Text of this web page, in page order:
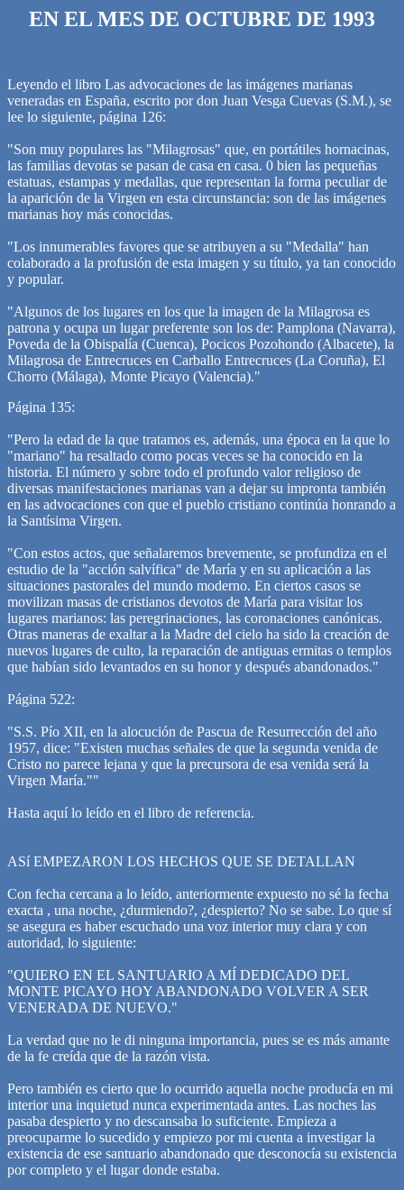
EN EL MES DE OCTUBRE DE 1993
Leyendo el libro Las advocaciones de las imágenes marianas
veneradas en España, escrito por don Juan Vesga Cuevas (S.M.), se
lee lo siguiente, página 126:
"Son muy populares las "Milagrosas" que, en portátiles hornacinas,
las familias devotas se pasan de casa en casa. 0 bien las pequeñas
estatuas, estampas y medallas, que representan la forma peculiar de
la aparición de la Virgen en esta circunstancia: son de las imágenes
marianas hoy más conocidas.
"Los innumerables favores que se atribuyen a su "Medalla" han
colaborado a la profusión de esta imagen y su título, ya tan conocido
y popular.
"Algunos de los lugares en los que la imagen de la Milagrosa es
patrona y ocupa un lugar preferente son los de: Pamplona (Navarra),
Poveda de la Obispalía (Cuenca), Pocicos Pozohondo (Albacete), la
Milagrosa de Entrecruces en Carballo Entrecruces (La Coruña), El
Chorro (Málaga), Monte Picayo (Valencia)."
Página 135:
"Pero la edad de la que tratamos es, además, una época en la que lo
"mariano" ha resaltado como pocas veces se ha conocido en la
historia. El número y sobre todo el profundo valor religioso de
diversas manifestaciones marianas van a dejar su impronta también
en las advocaciones con que el pueblo cristiano continúa honrando a
la Santísima Virgen.
"Con estos actos, que señalaremos brevemente, se profundiza en el
estudio de la "acción salvífica" de María y en su aplicación a las
situaciones pastorales del mundo moderno. En ciertos casos se
movilizan masas de cristianos devotos de María para visitar los
lugares marianos: las peregrinaciones, las coronaciones canónicas.
Otras maneras de exaltar a la Madre del cielo ha sido la creación de
nuevos lugares de culto, la reparación de antiguas ermitas o templos
que habían sido levantados en su honor y después abandonados."
Página 522:
"S.S. Pío XII, en la alocución de Pascua de Resurrección del año
1957, dice: "Existen muchas señales de que la segunda venida de
Cristo no parece lejana y que la precursora de esa venida será la
Virgen María.""
Hasta aquí lo leído en el libro de referencia.
ASí EMPEZARON LOS HECHOS QUE SE DETALLAN
Con fecha cercana a lo leído, anteriormente expuesto no sé la fecha
exacta , una noche, ¿durmiendo?, ¿despierto? No se sabe. Lo que sí
se asegura es haber escuchado una voz interior muy clara y con
autoridad, lo siguiente:
"QUIERO EN EL SANTUARIO A MÍ DEDICADO DEL
MONTE PICAYO HOY ABANDONADO VOLVER A SER
VENERADA DE NUEVO."
La verdad que no le di ninguna importancia, pues se es más amante
de la fe creída que de la razón vista.
Pero también es cierto que lo ocurrido aquella noche producía en mi
interior una inquietud nunca experimentada antes. Las noches las
pasaba despierto y no descansaba lo suficiente. Empieza a
preocuparme lo sucedido y empiezo por mi cuenta a investigar la
existencia de ese santuario abandonado que desconocía su existencia
por completo y el lugar donde estaba.